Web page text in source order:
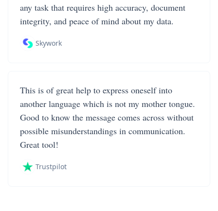
any task that requires high accuracy, document
integrity, and peace of mind about my data.
Skywork
This is of great help to express oneself into
another language which is not my mother tongue.
Good to know the message comes across without
possible misunderstandings in communication.
Great tool!
Trustpilot